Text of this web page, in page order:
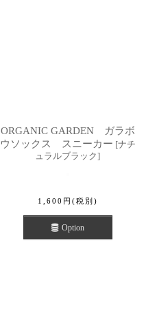
ORGANIC GARDEN ガラボ
ウソックス スニーカー [ナチ
ュラルブラック]
1,600 円 (税別)
Option